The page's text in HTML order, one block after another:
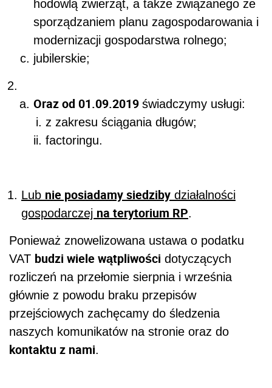
hodowlą zwierząt, a także związanego ze
sporządzaniem planu zagospodarowania i
modernizacji gospodarstwa rolnego;
jubilerskie;
Oraz od 01.09.2019 świadczymy usługi:
z zakresu ściągania długów;
factoringu.
Lub nie posiadamy siedziby działalności
gospodarczej na terytorium RP.
Ponieważ znowelizowana ustawa o podatku
VAT budzi wiele wątpliwości dotyczących
rozliczeń na przełomie sierpnia i września
głównie z powodu braku przepisów
przejściowych zachęcamy do śledzenia
naszych komunikatów na stronie oraz do
kontaktu z nami.